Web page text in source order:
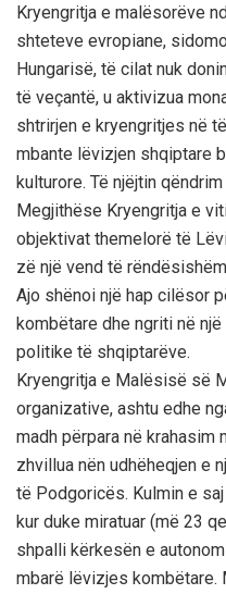
Kryengritja e malësorëve
shteteve evropiane,
Hungarisë, të cilat nuk
të veçantë, u aktivizua
shtrirjen e kryengritjes në
mbante lëvizjen shqiptare
kulturore. Të njëjtin
Megjithëse Kryengritja e
objektivat themelorë të
zë një vend të
Ajo shënoi një hap cilësor
kombëtare dhe ngriti në
politike të shqiptarëve.
Kryengritja e Malësisë së
organizative, ashtu edhe
madh përpara në krahasim
zhvillua nën udhëheqjen e
të Podgoricës. Kulmin e
kur duke miratuar (më 23
shpalli kërkesën e
mbarë lëvizjes kombëtare.